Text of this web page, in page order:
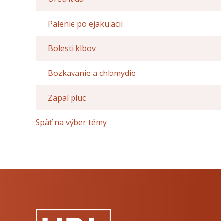
Palenie po ejakulacii
Bolesti klbov
Bozkavanie a chlamydie
Zapal pluc
Späť na výber témy